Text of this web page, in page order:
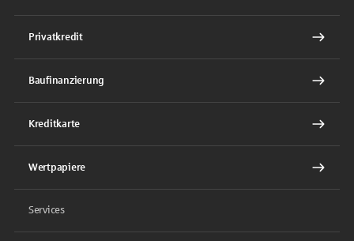
Privatkredit
Baufinanzierung
Kreditkarte
Wertpapiere
Services